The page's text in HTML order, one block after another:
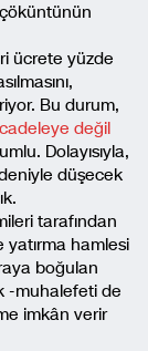
ücrete yüzde
Bu durum,
değil
Dolayısıyla,
düşecek
tarafından
yatırma hamlesi
boğulan
-muhalefeti de
imkân verir